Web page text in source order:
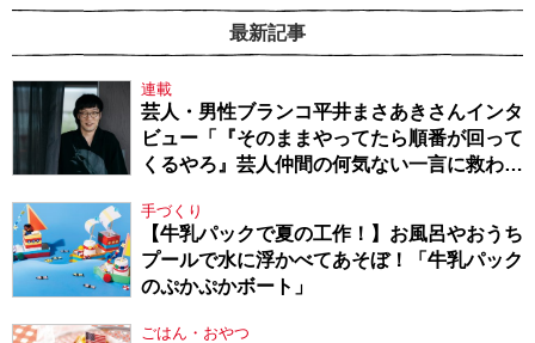
最新記事
連載
芸人・男性ブランコ平井まさあきさんインタ
ビュー「『そのままやってたら順番が回って
くるやろ』芸人仲間の何気ない一言に救われ
手づくり
【牛乳パックで夏の工作！】お風呂やおうち
プールで水に浮かべてあそぼ！「牛乳パック
のぷかぷかボート」
ごはん・おやつ